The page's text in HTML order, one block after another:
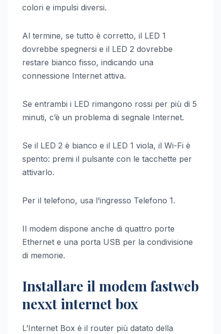
colori e impulsi diversi.
Al termine, se tutto è corretto, il LED 1
dovrebbe spegnersi e il LED 2 dovrebbe
restare bianco fisso, indicando una
connessione Internet attiva.
Se entrambi i LED rimangono rossi per più di 5
minuti, c’è un problema di segnale Internet.
Se il LED 2 è bianco e il LED 1 viola, il Wi-Fi è
spento: premi il pulsante con le tacchette per
attivarlo.
Per il telefono, usa l’ingresso Telefono 1.
Il modem dispone anche di quattro porte
Ethernet e una porta USB per la condivisione
di memorie.
Installare il modem fastweb
nexxt internet box
L’Internet Box è il router più datato della